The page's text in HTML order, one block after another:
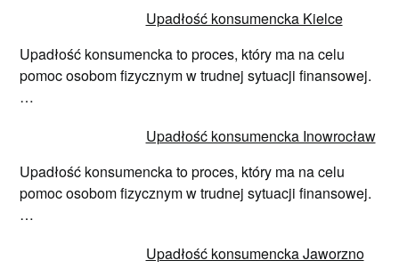
Upadłość konsumencka Kielce
Upadłość konsumencka to proces, który ma na celu
pomoc osobom fizycznym w trudnej sytuacji finansowej.
…
Upadłość konsumencka Inowrocław
Upadłość konsumencka to proces, który ma na celu
pomoc osobom fizycznym w trudnej sytuacji finansowej.
…
Upadłość konsumencka Jaworzno